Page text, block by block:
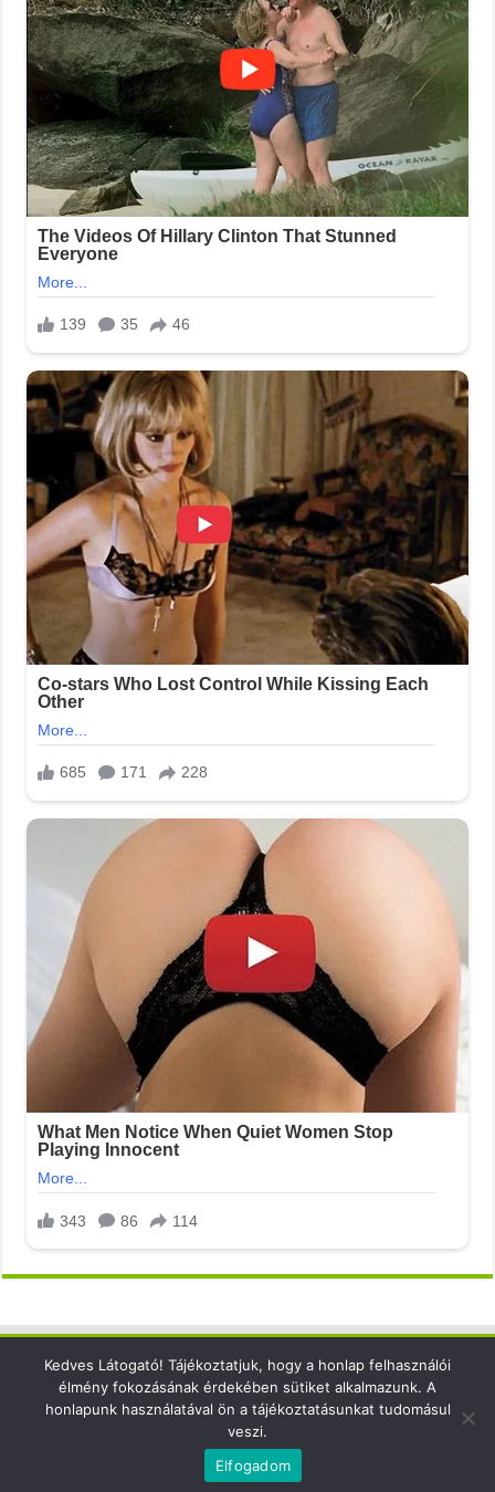
Elérhetőség
Kedves Látogató! Tájékoztatjuk, hogy a honlap felhasználói
élmény fokozásának érdekében sütiket alkalmazunk. A
honlapunk használatával ön a tájékoztatásunkat tudomásul
veszi.
Elfogadom